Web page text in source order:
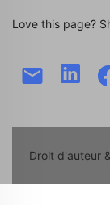
Love this page?
Droit d'auteur